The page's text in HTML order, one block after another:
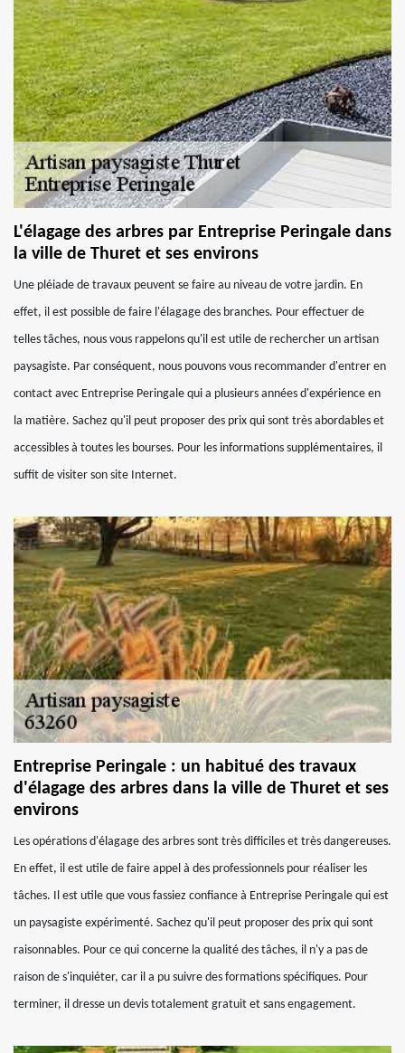
L'élagage des arbres par Entreprise Peringale dans
la ville de Thuret et ses environs
Une pléiade de travaux peuvent se faire au niveau de votre jardin. En
effet, il est possible de faire l'élagage des branches. Pour effectuer de
telles tâches, nous vous rappelons qu'il est utile de rechercher un artisan
paysagiste. Par conséquent, nous pouvons vous recommander d'entrer en
contact avec Entreprise Peringale qui a plusieurs années d'expérience en
la matière. Sachez qu'il peut proposer des prix qui sont très abordables et
accessibles à toutes les bourses. Pour les informations supplémentaires, il
suffit de visiter son site Internet.
Entreprise Peringale : un habitué des travaux
d'élagage des arbres dans la ville de Thuret et ses
environs
Les opérations d'élagage des arbres sont très difficiles et très dangereuses.
En effet, il est utile de faire appel à des professionnels pour réaliser les
tâches. Il est utile que vous fassiez confiance à Entreprise Peringale qui est
un paysagiste expérimenté. Sachez qu'il peut proposer des prix qui sont
raisonnables. Pour ce qui concerne la qualité des tâches, il n'y a pas de
raison de s'inquiéter, car il a pu suivre des formations spécifiques. Pour
terminer, il dresse un devis totalement gratuit et sans engagement.